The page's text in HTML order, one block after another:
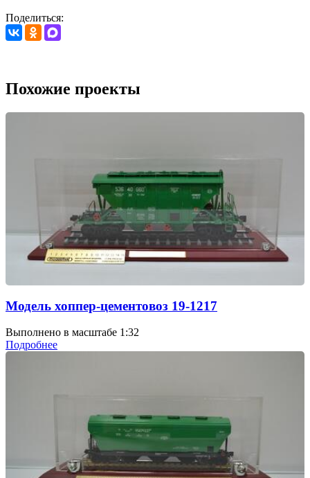
Поделиться:
Похожие проекты
Модель хоппер-цементовоз 19-1217
Выполнено в масштабе 1:32
Подробнее